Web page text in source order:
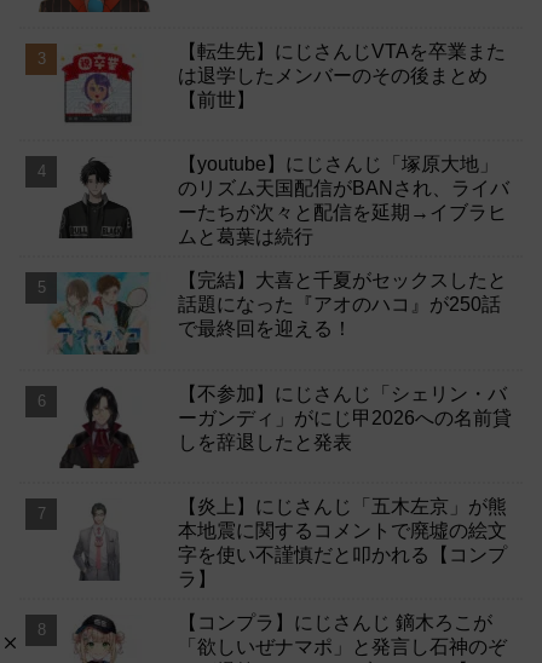
【転生先】にじさんじVTAを卒業また
は退学したメンバーのその後まとめ
【前世】
【youtube】にじさんじ「塚原大地」
のリズム天国配信がBANされ、ライバ
ーたちが次々と配信を延期→イブラヒ
ムと葛葉は続行
【完結】大喜と千夏がセックスしたと
話題になった『アオのハコ』が250話
で最終回を迎える！
【不参加】にじさんじ「シェリン・バ
ーガンディ」がにじ甲2026への名前貸
しを辞退したと発表
【炎上】にじさんじ「五木左京」が熊
本地震に関するコメントで廃墟の絵文
字を使い不謹慎だと叩かれる【コンプ
ラ】
【コンプラ】にじさんじ 鏑木ろこが
「欲しいぜナマポ」と発言し石神のぞ